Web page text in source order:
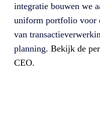
integratie bouwen we
uniform portfolio voor
van
planning. Bekijk de
CEO.